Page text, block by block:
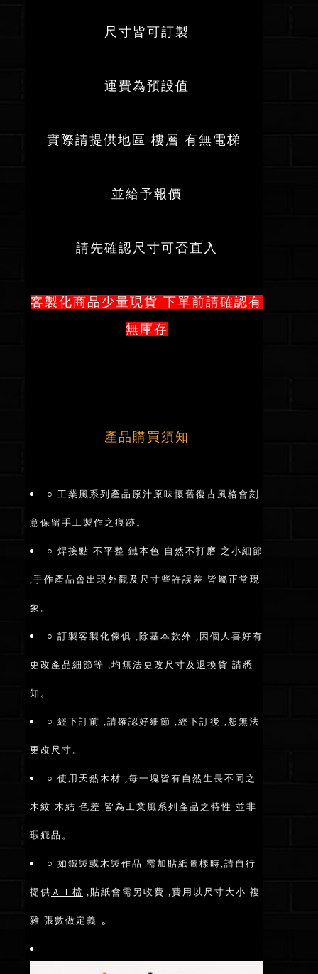
尺寸皆可訂製
運費為預設值
實際請提供地區 樓層 有無電梯
並給予報價
請先確認尺寸可否直入
客製化商品少量現貨 下單前請確認有
無庫存
產品購買須知
○ 工業風系列產品原汁原味懷舊復古風格會刻
意保留手工製作之痕跡。
○ 焊接點 不平整 鐵本色 自然不打磨 之小細節
,手作產品會出現外觀及尺寸些許誤差 皆屬正常現
象。
○ 訂製客製化傢俱 ,除基本款外 ,因個人喜好有
更改產品細節等 ,均無法更改尺寸及退換貨 請悉
知。
○ 經下訂前 ,請確認好細節 ,經下訂後 ,恕無法
更改尺寸。
○ 使用天然木材 ,每一塊皆有自然生長不同之
木紋 木結 色差 皆為工業風系列產品之特性 並非
瑕疵品。
○ 如鐵製或木製作品 需加貼紙圖樣時,請自行
提供 ＡＩ檔 ,貼紙會需另收費 ,費用以尺寸大小 複
雜 張數做定義 。